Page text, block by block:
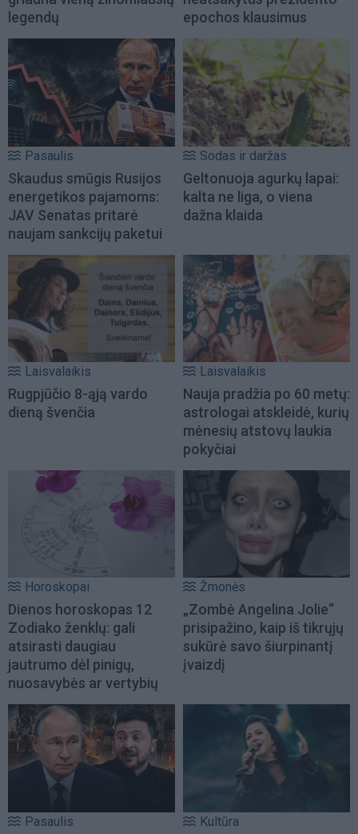
legendų
epochos klausimus
Pasaulis
Skaudus smūgis Rusijos
energetikos pajamoms:
JAV Senatas pritarė
naujam sankcijų paketui
Sodas ir daržas
Geltonuoja agurkų lapai:
kalta ne liga, o viena
dažna klaida
Laisvalaikis
Rugpjūčio 8-ąją vardo
dieną švenčia
Laisvalaikis
Nauja pradžia po 60 metų:
astrologai atskleidė, kurių
mėnesių atstovų laukia
pokyčiai
Horoskopai
Dienos horoskopas 12
Zodiako ženklų: gali
atsirasti daugiau
jautrumo dėl pinigų,
nuosavybės ar vertybių
Žmonės
„Zombė Angelina Jolie“
prisipažino, kaip iš tikrųjų
sukūrė savo šiurpinantį
įvaizdį
Pasaulis Kultūra